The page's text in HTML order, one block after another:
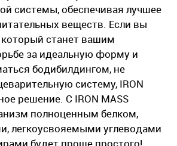
системы, обеспечивая лучшее
веществ. Если вы
станет вашим
за идеальную форму и
бодибилдингом, не
систему, IRON
решение. С IRON MASS
полноценным белком,
легкоусвояемыми углеводами